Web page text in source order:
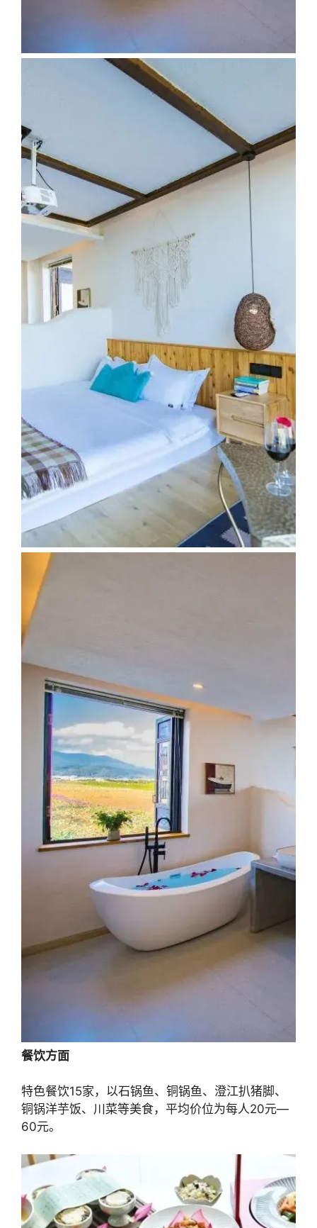
餐饮方面
特色餐饮15家，以石锅鱼、铜锅鱼、澄江扒猪脚、
铜锅洋芋饭、川菜等美食，平均价位为每人20元—
60元。